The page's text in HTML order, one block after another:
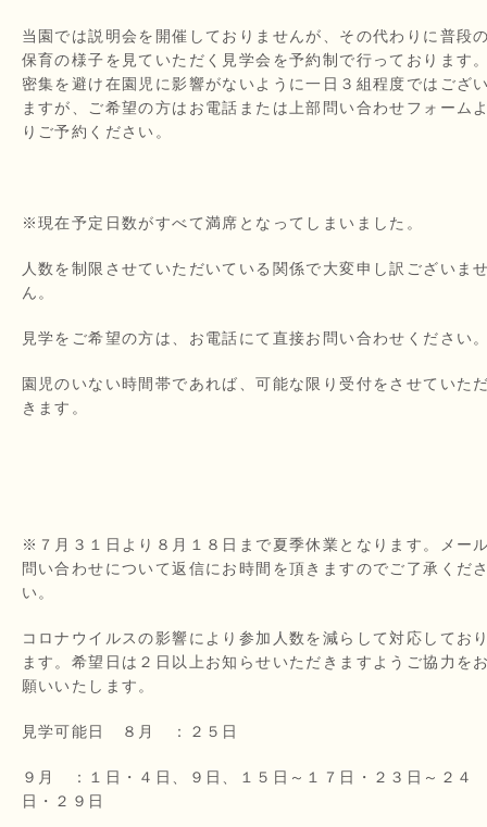
当園では説明会を開催しておりませんが、その代わりに普段
保育の様子を見ていただく見学会を予約制で行っております
密集を避け在園児に影響がないように一日３組程度ではござ
ますが、ご希望の方はお電話または上部問い合わせフォーム
りご予約ください。
※現在予定日数がすべて満席となってしまいました。
人数を制限させていただいている関係で大変申し訳ございま
ん。
見学をご希望の方は、お電話にて直接お問い合わせください
園児のいない時間帯であれば、可能な限り受付をさせていた
きます。
※７月３１日より８月１８日まで夏季休業となります。メー
問い合わせについて返信にお時間を頂きますのでご了承くだ
い。
コロナウイルスの影響により参加人数を減らして対応してお
ます。希望日は２日以上お知らせいただきますようご協力を
願いいたします。
見学可能日 ８月 ：２５日
９月 ：１日・４日、９日、１５日～１７日・２３日～２４
日・２９日